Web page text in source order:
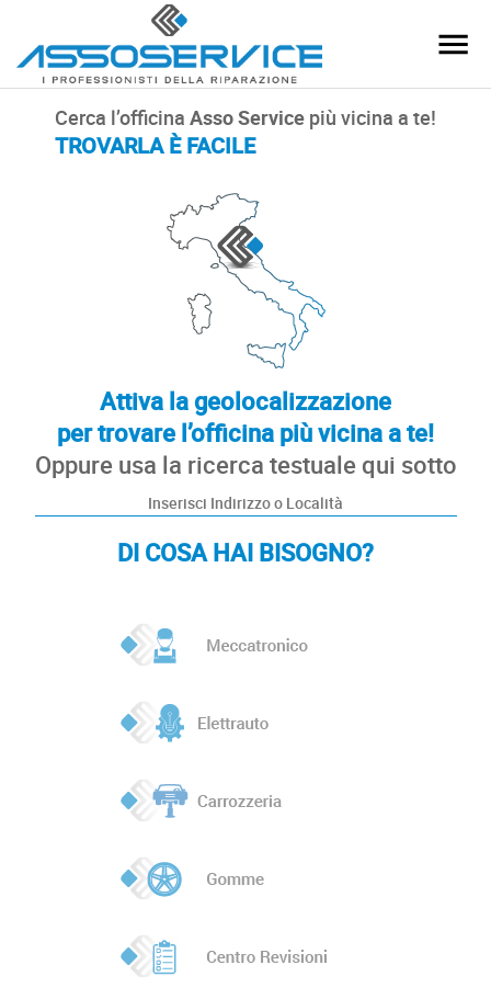
Cerca l’officina Asso Service più vicina a te!
TROVARLA È FACILE
Attiva la geolocalizzazione
per trovare l’officina più vicina a te!
Oppure usa la ricerca testuale qui sotto
DI COSA HAI BISOGNO?